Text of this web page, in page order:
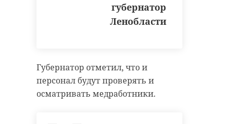
губернатор
Ленобласти
Губернатор отметил, что и
персонал будут проверять и
осматривать медработники.